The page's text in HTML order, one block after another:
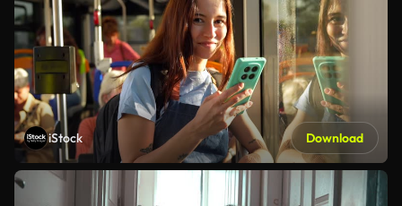
iStock Download